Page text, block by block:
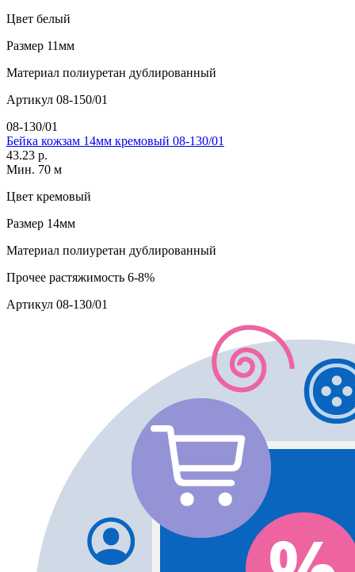
Цвет белый
Размер 11мм
Материал полиуретан дублированный
Артикул 08-150/01
08-130/01
Бейка кожзам 14мм кремовый 08-130/01
43.23 р.
Мин. 70 м
Цвет кремовый
Размер 14мм
Материал полиуретан дублированный
Прочее растяжимость 6-8%
Артикул 08-130/01